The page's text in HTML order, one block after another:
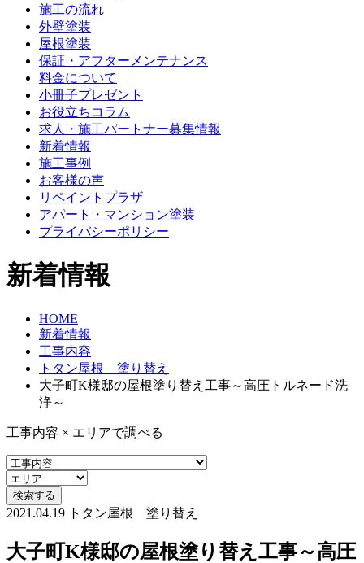
施工の流れ
外壁塗装
屋根塗装
保証・アフターメンテナンス
料金について
小冊子プレゼント
お役立ちコラム
求人・施工パートナー募集情報
新着情報
施工事例
お客様の声
リペイントプラザ
アパート・マンション塗装
プライバシーポリシー
新着情報
HOME
新着情報
工事内容
トタン屋根 塗り替え
大子町K様邸の屋根塗り替え工事～高圧トルネード洗
浄～
工事内容 × エリアで調べる
2021.04.19 トタン屋根 塗り替え
大子町K様邸の屋根塗り替え工事～高圧